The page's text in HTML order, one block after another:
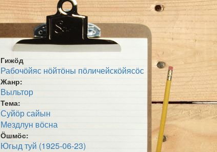
Гижӧд
Рабочӧйяс нӧйтӧны пӧличейскӧйясӧс
Жанр:
Выльтор
Тема:
Суйӧр сайын
Мездлун вӧсна
Ӧшмӧс:
Югыд туй (1925-06-23)